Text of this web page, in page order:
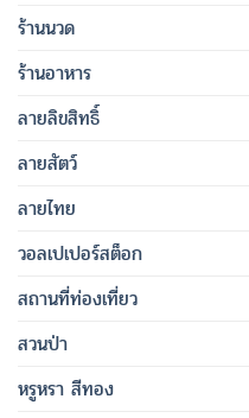
ร้านนวด
ร้านอาหาร
ลายลิขสิทธิ์
ลายสัตว์
ลายไทย
วอลเปเปอร์สต็อก
สถานที่ท่องเที่ยว
สวนป่า
หรูหรา สีทอง